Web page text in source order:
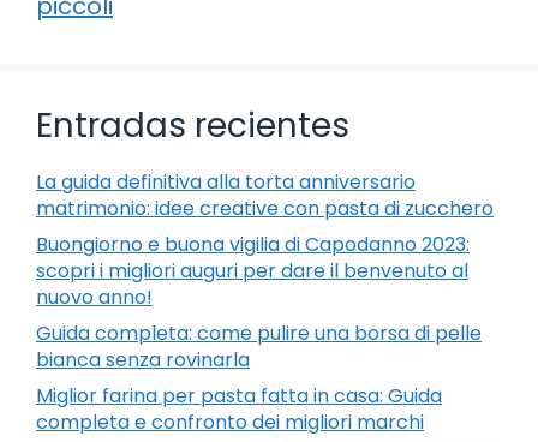
Entradas recientes
La guida definitiva alla torta anniversario
matrimonio: idee creative con pasta di zucchero
Buongiorno e buona vigilia di Capodanno 2023:
scopri i migliori auguri per dare il benvenuto al
nuovo anno!
Guida completa: come pulire una borsa di pelle
bianca senza rovinarla
Miglior farina per pasta fatta in casa: Guida
completa e confronto dei migliori marchi